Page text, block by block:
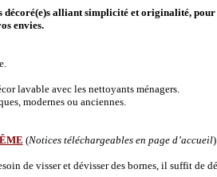
alliant simplicité et originalité,
envies.
lavable avec les nettoyants ménagers.
modernes ou anciennes.
(Notices téléchargeables en page d’accueil)
de visser et dévisser des bornes, il suffit de